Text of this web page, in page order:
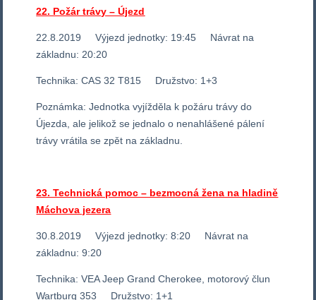
22. Požár trávy – Újezd
22.8.2019 Výjezd jednotky: 19:45 Návrat na
základnu: 20:20
Technika: CAS 32 T815 Družstvo: 1+3
Poznámka: Jednotka vyjížděla k požáru trávy do
Újezda, ale jelikož se jednalo o nenahlášené pálení
trávy vrátila se zpět na základnu.
23. Technická pomoc – bezmocná žena na hladině
Máchova jezera
30.8.2019 Výjezd jednotky: 8:20 Návrat na
základnu: 9:20
Technika: VEA Jeep Grand Cherokee, motorový člun
Wartburg 353 Družstvo: 1+1